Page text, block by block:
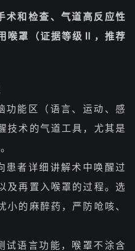
术和检查、气道高反应性
喉罩（证据等级Ⅱ，推荐
功能区（语言、运动、感
技术的气道工具，尤其是
。
患者详细讲解术中唤醒过
及再置入喉罩的过程。选
小的麻醉药，严防呛咳、
试语言功能，喉罩不涂含